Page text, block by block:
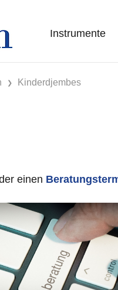
Instrumente
Kinderdjembes
einen